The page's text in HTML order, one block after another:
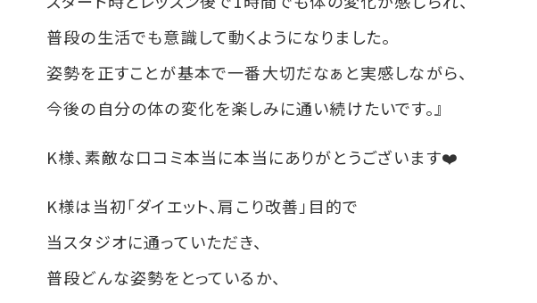
普段の生活でも意識して動くようになりました。
姿勢を正すことが基本で一番大切だなぁと実感しながら、
今後の自分の体の変化を楽しみに通い続けたいです。』
K様、素敵な口コミ本当に本当にありがとうございます❤️
K様は当初「ダイエット、肩こり改善」目的で
当スタジオに通っていただき、
普段どんな姿勢をとっているか、